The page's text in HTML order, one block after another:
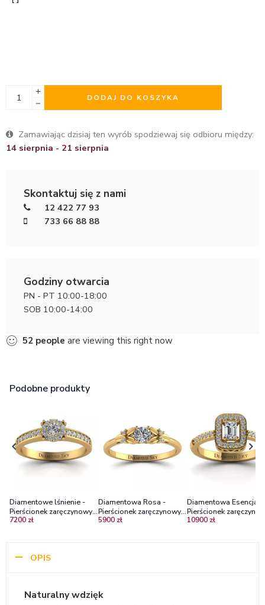
DODAJ DO KOSZYKA
Zamawiając dzisiaj ten wyrób spodziewaj się odbioru między:
14 sierpnia - 21 sierpnia
Skontaktuj się z nami
12 422 77 93
733 66 88 88
Godziny otwarcia
PN - PT 10:00-18:00
SOB 10:00-14:00
52 people are viewing this right now
Podobne produkty
Diamentowe lśnienie -
Pierścionek zaręczynowy z
żółtego złota z
7200 zł
Diamentowa Rosa -
Pierścionek zaręczynowy z
żółtego złota z
5900 zł
Diamentowa Esencja -
Pierścionek
żółtego złota z
10900 zł
OPIS
Naturalny wdzięk